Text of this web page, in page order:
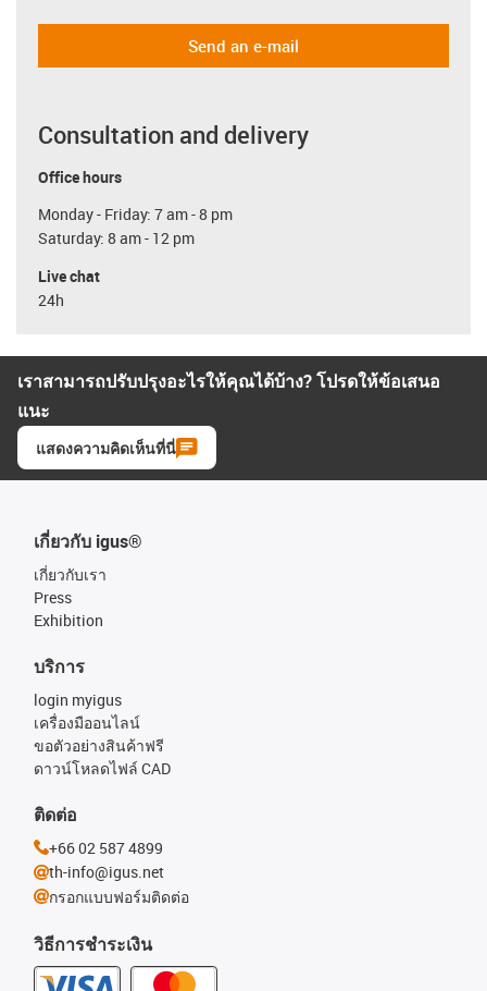
Send an e-mail
Consultation and delivery
Office hours
Monday - Friday: 7 am - 8 pm
Saturday: 8 am - 12 pm
Live chat
24h
เราสามารถปรับปรุงอะไรให้คุณได้บ้าง? โปรดให้ข้อเสนอ
แนะ
แสดงความคิดเห็นที่นี่
เกี่ยวกับ igus®
เกี่ยวกับเรา
Press
Exhibition
วิธีการชำระเงิน
บริการ
login myigus
เครื่องมืออนไลน์
ขอตัวอย่างสินค้าฟรี
ดาวน์โหลดไฟล์ CAD
ติดต่อ
+66 02 587 4899
th-info@igus.net
กรอกแบบฟอร์มติดต่อ